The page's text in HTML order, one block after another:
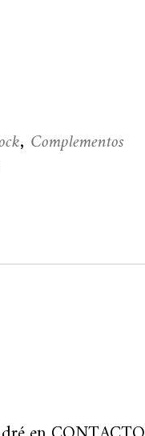
, Complementos